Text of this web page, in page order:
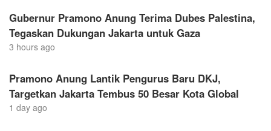
Gubernur Pramono Anung Terima Dubes Palestina,
Tegaskan Dukungan Jakarta untuk Gaza
3 hours ago
Pramono Anung Lantik Pengurus Baru DKJ,
Targetkan Jakarta Tembus 50 Besar Kota Global
1 day ago